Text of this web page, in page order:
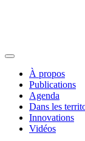
À propos
Publications
Agenda
Dans les
Innovations
Vidéos